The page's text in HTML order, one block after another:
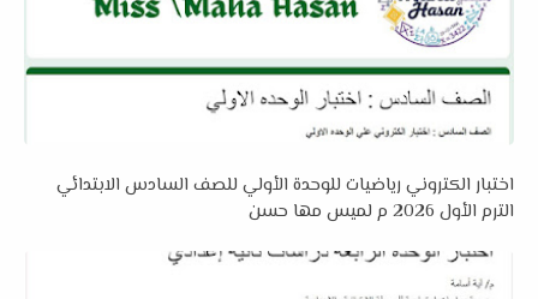
اختبار الكتروني رياضيات للوحدة الأولي للصف السادس الابتدائي
الترم الأول 2026 م لميس مها حسن